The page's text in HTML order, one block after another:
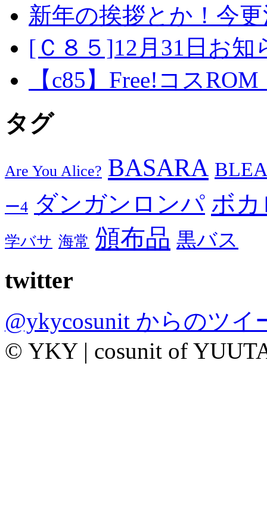
新年の挨拶とか！今
[Ｃ８５]12月31日お知
【c85】Free!コス
タグ
Are You Alice? BASARA
ー4 ダンガンロンパ ボカ
学バサ 海常 頒布品 黒バス
twitter
@ykycosunit からのツイ
© YKY | cosunit of